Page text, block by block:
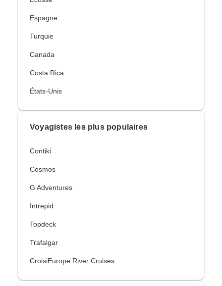
Espagne
Turquie
Canada
Costa Rica
États-Unis
Voyagistes les plus populaires
Contiki
Cosmos
G Adventures
Intrepid
Topdeck
Trafalgar
CroisiEurope River Cruises